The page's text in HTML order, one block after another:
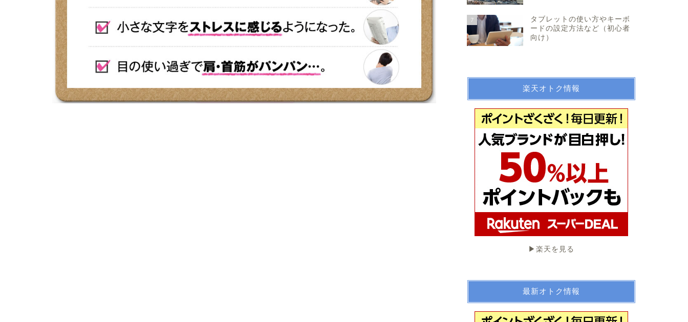
7
タブレットの使い方やキーボ
ードの設定方法など（初心者
向け）
楽天オトク情報
▶︎楽天を見る
最新オトク情報